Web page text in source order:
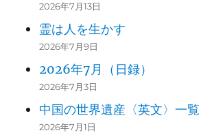
2026年7月13日
霊は人を生かす
2026年7月9日
2026年7月（日録）
2026年7月3日
中国の世界遺産〈英文〉一覧
2026年7月1日